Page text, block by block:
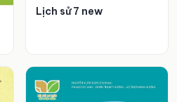
Lịch sử 7 new